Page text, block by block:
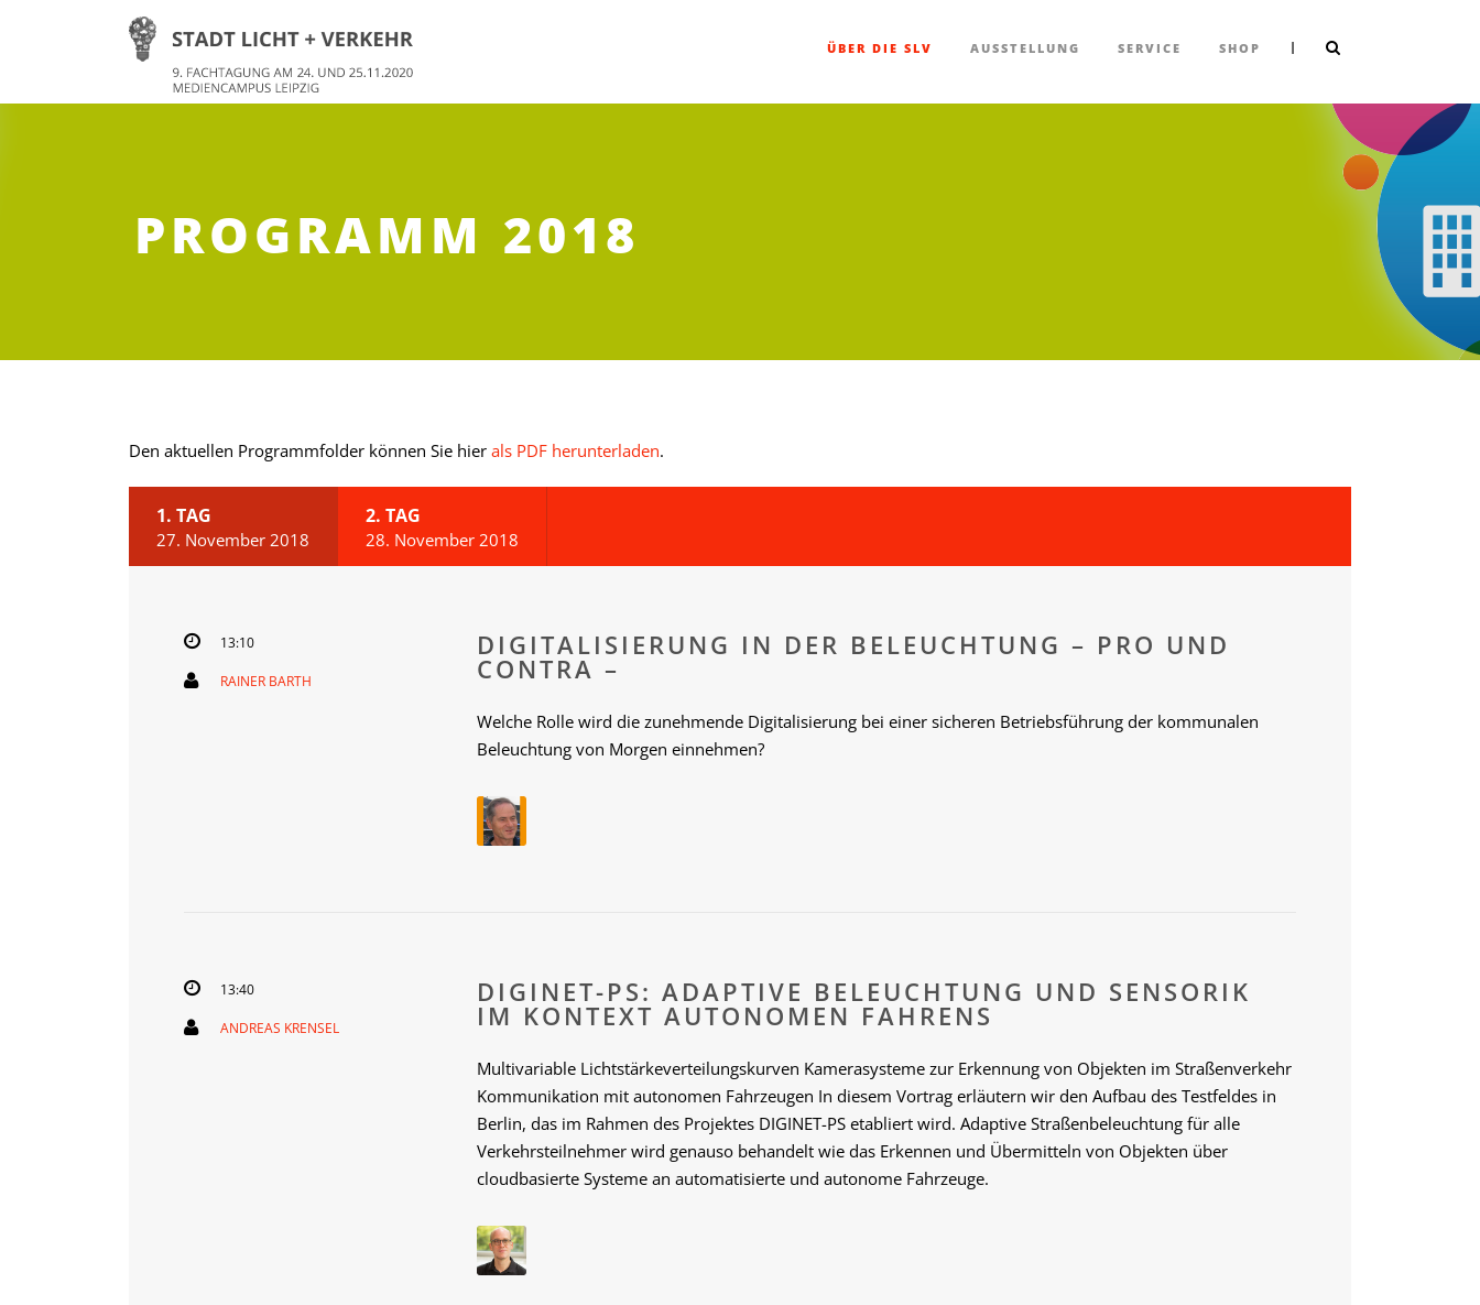
ÜBER DIE SLV AUSSTELLUNG SERVICE SHOP |
PROGRAMM 2018
Den aktuellen Programmfolder können Sie hier als PDF herunterladen.
1. TAG
27. November 2018
2. TAG
28. November 2018
13:10
RAINER BARTH
DIGITALISIERUNG IN DER BELEUCHTUNG – PRO UND
CONTRA –
Welche Rolle wird die zunehmende Digitalisierung bei einer sicheren Betriebsführung der kommunalen
Beleuchtung von Morgen einnehmen?
13:40
ANDREAS KRENSEL
DIGINET-PS: ADAPTIVE BELEUCHTUNG UND SENSORIK
IM KONTEXT AUTONOMEN FAHRENS
Multivariable Lichtstärkeverteilungskurven Kamerasysteme zur Erkennung von Objekten im Straßenverkehr
Kommunikation mit autonomen Fahrzeugen In diesem Vortrag erläutern wir den Aufbau des Testfeldes in
Berlin, das im Rahmen des Projektes DIGINET-PS etabliert wird. Adaptive Straßenbeleuchtung für alle
Verkehrsteilnehmer wird genauso behandelt wie das Erkennen und Übermitteln von Objekten über
cloudbasierte Systeme an automatisierte und autonome Fahrzeuge.